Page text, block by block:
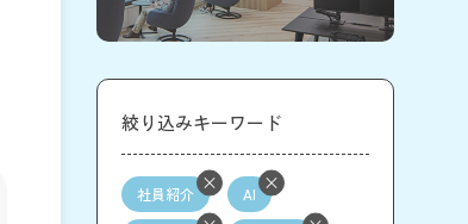
絞り込みキーワード
社員紹介 AI